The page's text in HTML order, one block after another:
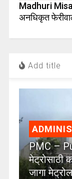
Madhuri Misal
अनधिकृत
Add title
PMC –
मेट्रोसाठी
जागा